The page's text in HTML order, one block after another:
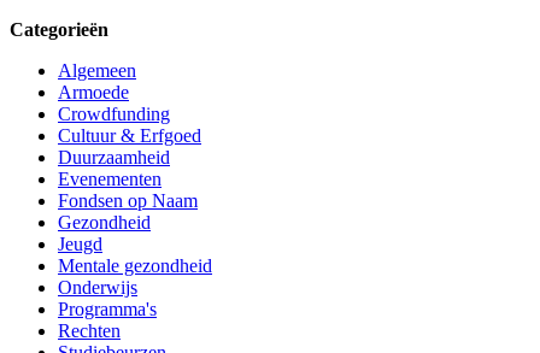
Categorieën
Algemeen
Armoede
Crowdfunding
Cultuur & Erfgoed
Duurzaamheid
Evenementen
Fondsen op Naam
Gezondheid
Jeugd
Mentale gezondheid
Onderwijs
Programma's
Rechten